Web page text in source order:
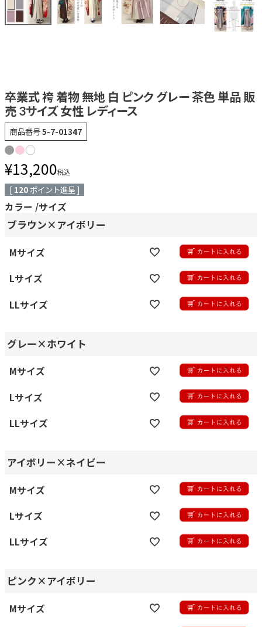
卒業式 袴 着物 無地 白 ピンク グレー 茶色 単品 販
売 3サイズ 女性 レディース
商品番号5-7-01347
¥13,200税込
[ 120 ポイント進呈 ]
カラー サイズ
ブラウン×アイボリー
Mサイズ
Lサイズ
LLサイズ
グレー×ホワイト
Mサイズ
Lサイズ
LLサイズ
アイボリー×ネイビー
Mサイズ
Lサイズ
LLサイズ
ピンク×アイボリー
Mサイズ